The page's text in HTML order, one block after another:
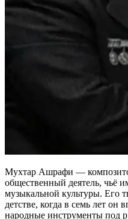
Мухтар Ашрафи —
общественный деятель, чьё
музыкальной культуры. Его
детстве, когда в семь лет он
народные инструменты под